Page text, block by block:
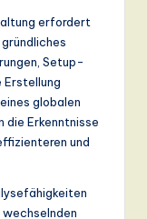
erfordert
Setup-
globalen
die Erkenntnisse
und